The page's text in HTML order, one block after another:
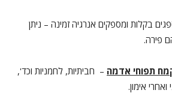
בקלות ומספקים אנרגיה זמינה – ניתן
פירה.
תפוחי אדמה – חביתיות, לחמניות וכד',
אימון.